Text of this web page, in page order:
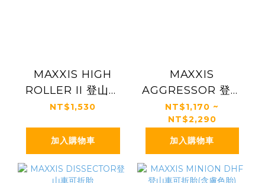
MAXXIS HIGH
ROLLER II 登山車
可折胎
NT$1,530
加入購物車
MAXXIS
AGGRESSOR 登山
車可折胎
NT$1,170 ~
NT$2,290
加入購物車